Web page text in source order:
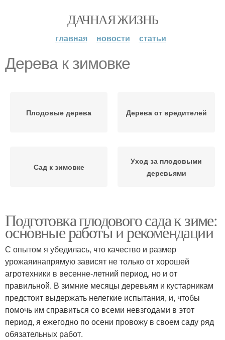
ДАЧНАЯ ЖИЗНЬ
главная новости статьи
Дерева к зимовке
Плодовые дерева Дерева от вредителей
Сад к зимовке
Уход за плодовыми
деревьями
Подготовка плодового сада к зиме:
основные работы и рекомендации
С опытом я убедилась, что качество и размер
урожаяинапрямую зависят не только от хорошей
агротехники в весенне-летний период, но и от
правильной. В зимние месяцы деревьям и кустарникам
предстоит выдержать нелегкие испытания, и, чтобы
помочь им справиться со всеми невзгодами в этот
период, я ежегодно по осени провожу в своем саду ряд
обязательных работ.